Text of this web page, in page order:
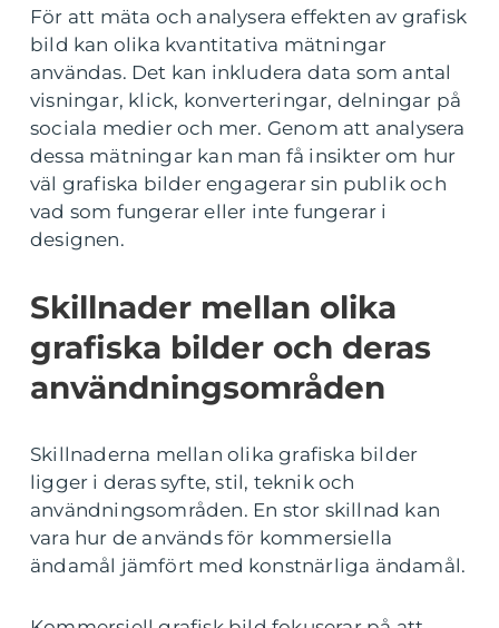
För att mäta och analysera effekten av grafisk
bild kan olika kvantitativa mätningar
användas. Det kan inkludera data som antal
visningar, klick, konverteringar, delningar på
sociala medier och mer. Genom att analysera
dessa mätningar kan man få insikter om hur
väl grafiska bilder engagerar sin publik och
vad som fungerar eller inte fungerar i
designen.
Skillnader mellan olika
grafiska bilder och deras
användningsområden
Skillnaderna mellan olika grafiska bilder
ligger i deras syfte, stil, teknik och
användningsområden. En stor skillnad kan
vara hur de används för kommersiella
ändamål jämfört med konstnärliga ändamål.